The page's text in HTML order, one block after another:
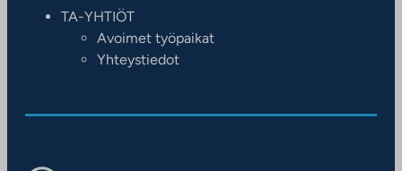
TA-YHTIÖT
Avoimet työpaikat
Yhteystiedot